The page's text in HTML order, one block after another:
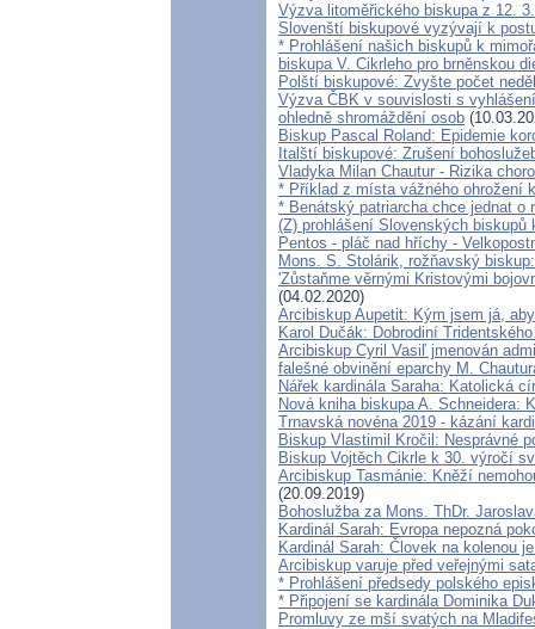
Výzva litoměřického biskupa z 12.
Slovenští biskupové vyzývají k
* Prohlášení našich biskupů k
biskupa V. Cikrleho pro brněnskou
Polští biskupové: Zvyšte počet
Výzva ČBK v souvislosti s
ohledně shromáždění osob
Biskup Pascal Roland: Epidemie
Italští biskupové: Zrušení
Vladyka Milan Chautur - Rizika
* Příklad z místa vážného ohrožení
* Benátský patriarcha chce jednat o
(Z) prohlášení Slovenských biskupů
Pentos - pláč nad hříchy -
Mons. S. Stolárik, rožňavský
'Zůstaňme věrnými Kristovými
(04.02.2020)
Arcibiskup Aupetit: Kým jsem já,
Karol Dučák: Dobrodiní
Arcibiskup Cyril Vasiľ jmenován
falešné obvinění eparchy M.
Nářek kardinála Saraha: Katolická
Nová kniha biskupa A. Schneidera:
Trnavská novéna 2019 - kázání
Biskup Vlastimil Kročil: Nesprávné
Biskup Vojtěch Cikrle k 30. výročí
Arcibiskup Tasmánie: Kněží
(20.09.2019)
Bohoslužba za Mons. ThDr.
Kardinál Sarah: Evropa nepozná
Kardinál Sarah: Človek na kolenou
Arcibiskup varuje před veřejnými
* Prohlášení předsedy polského
* Připojení se kardinála Dominika
Promluvy ze mší svatých na